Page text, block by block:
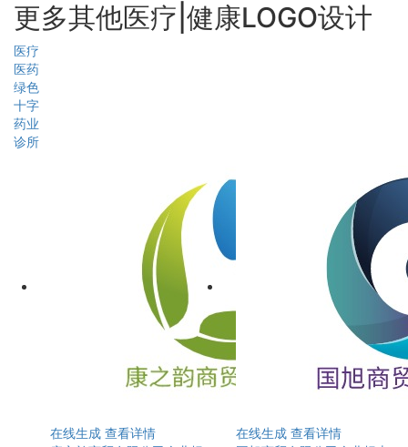
更多其他医疗|健康LOGO设计
医疗
医药
绿色
十字
药业
诊所
在线生成 查看详情
在线生成 查看详情